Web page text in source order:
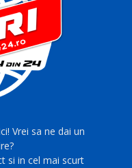
Vrei sa ne dai un
si in cel mai scurt